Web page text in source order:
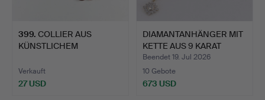
399. COLLIER AUS
KÜNSTLICHEM
Verkauft
27 USD
DIAMANTANHÄNGER MIT
KETTE AUS 9 KARAT
GOLD.
Beendet 19. Jul 2026
10 Gebote
673 USD